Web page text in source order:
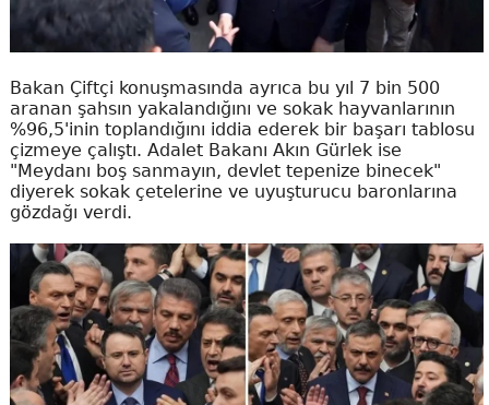
Bakan Çiftçi konuşmasında ayrıca bu yıl 7 bin 500
aranan şahsın yakalandığını ve sokak hayvanlarının
%96,5'inin toplandığını iddia ederek bir başarı tablosu
çizmeye çalıştı. Adalet Bakanı Akın Gürlek ise
"Meydanı boş sanmayın, devlet tepenize binecek"
diyerek sokak çetelerine ve uyuşturucu baronlarına
gözdağı verdi.